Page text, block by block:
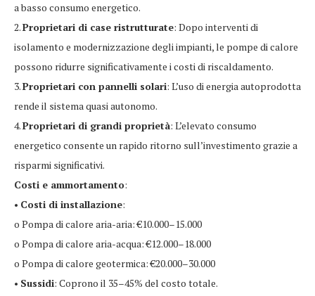
a basso consumo energetico.
2.Proprietari di case ristrutturate: Dopo interventi di
isolamento e modernizzazione degli impianti, le pompe di calore
possono ridurre significativamente i costi di riscaldamento.
3.Proprietari con pannelli solari: L’uso di energia autoprodotta
rende il sistema quasi autonomo.
4.Proprietari di grandi proprietà: L’elevato consumo
energetico consente un rapido ritorno sull’investimento grazie a
risparmi significativi.
Costi e ammortamento:
• Costi di installazione:
o Pompa di calore aria-aria: €10.000–15.000
o Pompa di calore aria-acqua: €12.000–18.000
o Pompa di calore geotermica: €20.000–30.000
• Sussidi: Coprono il 35–45% del costo totale.